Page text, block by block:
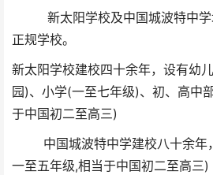
新太阳学校及中国城波特中学
正规学校。
新太阳学校建校四十余年，设有幼
园)、小学(一至七年级)、初、高中
于中国初二至高三)
中国城波特中学建校八十余年
一至五年级,相当于中国初二至高三)